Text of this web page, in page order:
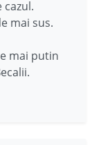
mai sus.
mai putin